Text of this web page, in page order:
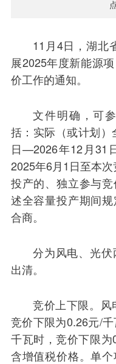
11月4日，湖北
展2025年度新能源
价工作的通知。
文件明确，可
括：实际（或计划
日—2026年12月31
2025年6月1日至本
投产的、独立参与
述全容量投产期间
合商。
分为风电、光伏
出清。
竞价上下限。风
竞价下限为0.26元/
千瓦时，竞价下限
含增值税价格。单个